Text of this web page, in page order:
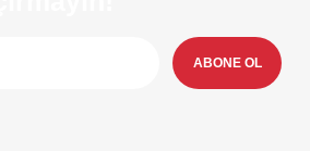
ABONE OL